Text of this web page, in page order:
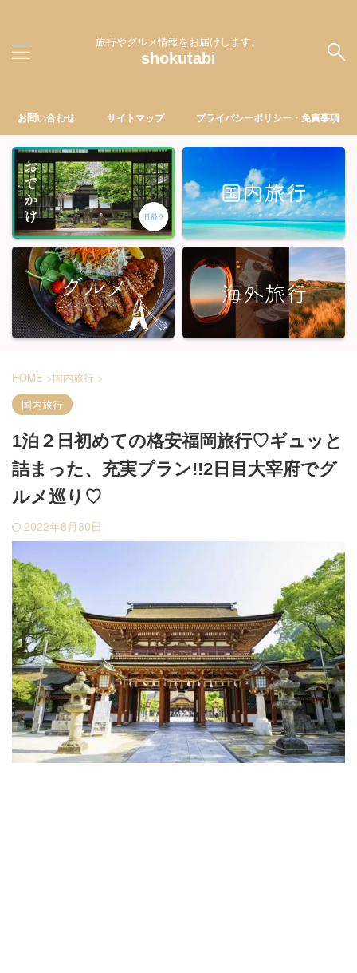
旅行やグルメ情報をお届けします。
shokutabi
お問い合わせ サイトマップ プライバシーポリシー・免責事項
HOME >国内旅行 >
国内旅行
1泊２日初めての格安福岡旅行♡ギュッと
詰まった、充実プラン!!2日目大宰府でグ
ルメ巡り♡
2022年8月30日